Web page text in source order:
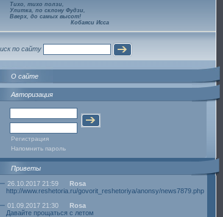
Тихо, тихо ползи,
Улитка, по склону Фудзи,
Вверх, до самых высот!
Кобаяси Исса
по сайту
О сайте
Авторизация
Регистрация
Напомнить пароль
Приветы
26.10.2017 21:59
Rosa
http://www.reshetoria.ru/govorit_reshetoriya/anonsy/news7879.php
01.09.2017 21:30
Rosa
Давайте прощаться с летом